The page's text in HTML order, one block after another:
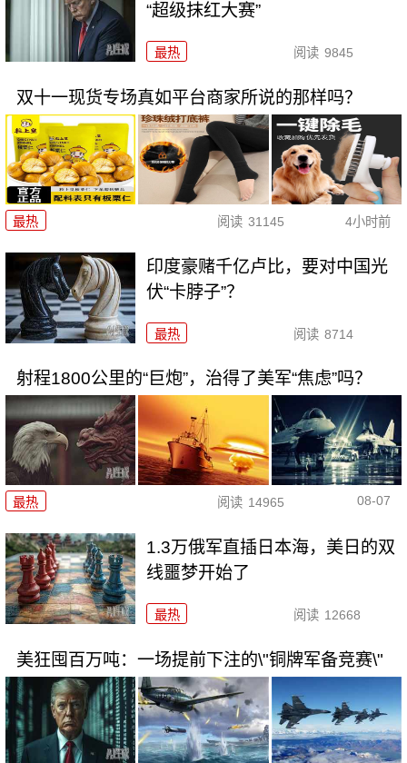
“超级抹红大赛”
最热 阅读 9845
双十一现货专场真如平台商家所说的那样吗？
最热 阅读 31145 4小时前
印度豪赌千亿卢比，要对中国光
伏“卡脖子”？
最热 阅读 8714
射程1800公里的“巨炮”，治得了美军“焦虑”吗？
最热 阅读 14965 08-07
1.3万俄军直插日本海，美日的双
线噩梦开始了
最热 阅读 12668
美狂囤百万吨：一场提前下注的\"铜牌军备竞赛\"